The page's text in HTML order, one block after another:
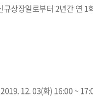
규상장일로부터 2년간 연 1
12. 03(화) 16:00 ~